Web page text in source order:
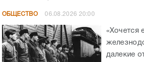
ОБЩЕСТВО 06.08.2026 20:00
«Хочется
далекие